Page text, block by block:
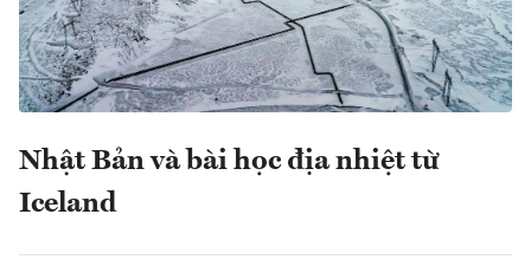
Nhật Bản và bài học địa nhiệt từ
Iceland